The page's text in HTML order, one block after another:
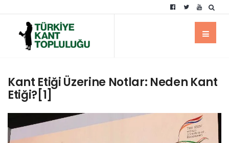
Kant Etiği Üzerine Notlar: Neden Kant
Etiği?[1]